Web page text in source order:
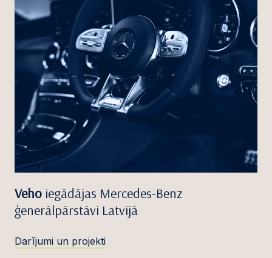
Veho iegādājas Mercedes-Benz
ģenerālpārstāvi Latvijā
Darījumi un projekti